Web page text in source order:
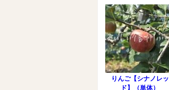
りんご【シナノレッ
ド】（単体）